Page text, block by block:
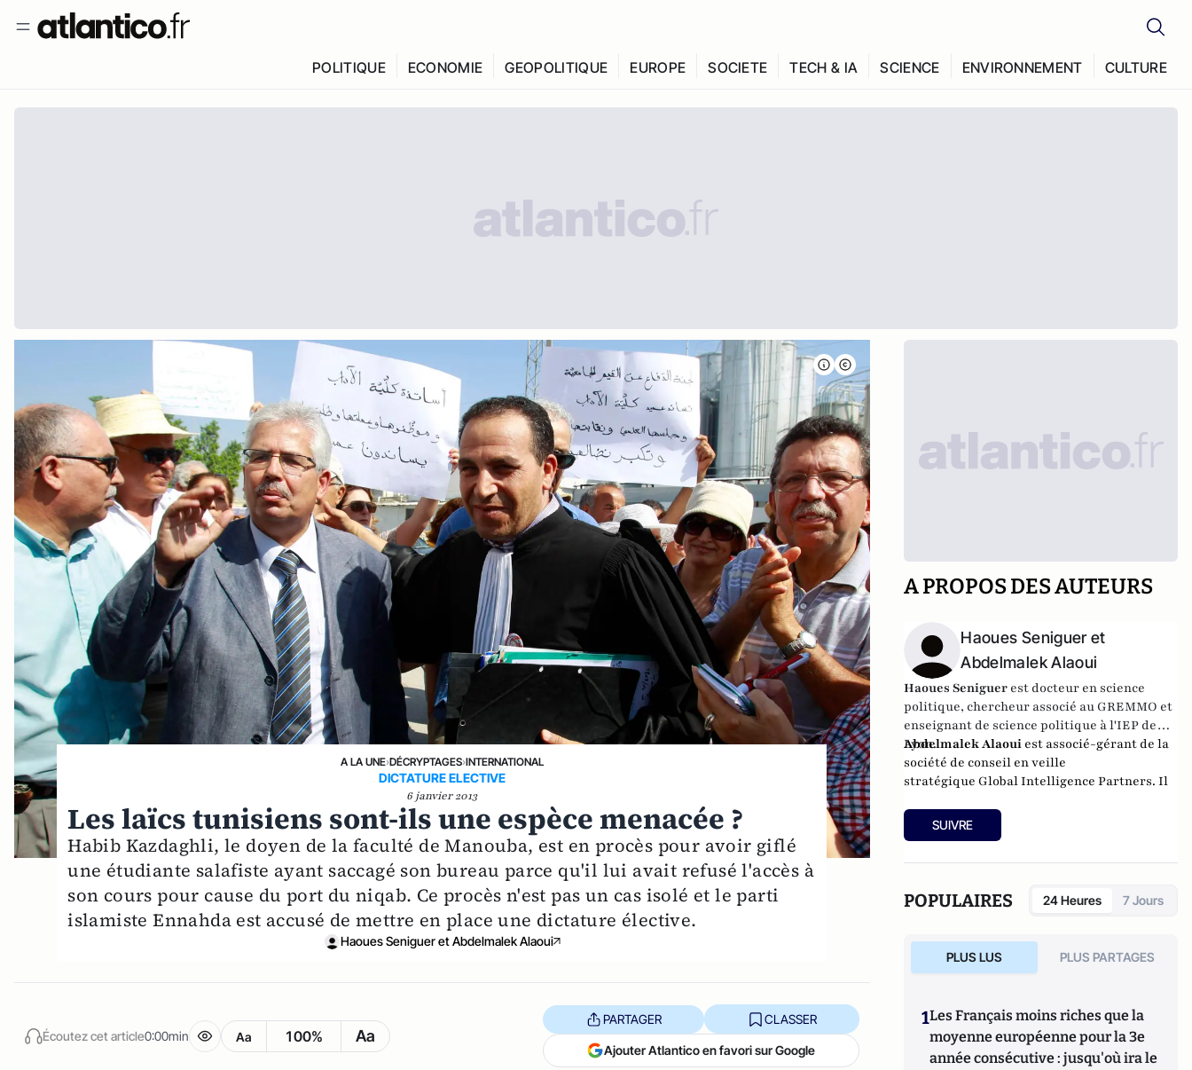
POLITIQUE ECONOMIE GEOPOLITIQUE EUROPE SOCIETE TECH & IA SCIENCE ENVIRONNEMENT CULTURE
A LA UNE›DÉCRYPTAGES›INTERNATIONAL
DICTATURE ELECTIVE
6 janvier 2013
Les laïcs tunisiens sont-ils une espèce menacée ?
Habib Kazdaghli, le doyen de la faculté de Manouba, est en procès pour avoir giflé
une étudiante salafiste ayant saccagé son bureau parce qu'il lui avait refusé l'accès à
son cours pour cause du port du niqab. Ce procès n'est pas un cas isolé et le parti
islamiste Ennahda est accusé de mettre en place une dictature élective.
Haoues Seniguer et Abdelmalek Alaoui
Écoutez cet article0:00min Aa 100% Aa
PARTAGER CLASSER
Ajouter Atlantico en favori sur Google
A PROPOS DES AUTEURS
Haoues Seniguer et
Abdelmalek Alaoui
Haoues Seniguer est docteur en science
politique, chercheur associé au GREMMO et
enseignant de science politique à l'IEP de
Lyon.
Abdelmalek Alaoui est associé-gérant de la
société de conseil en veille
stratégique Global Intelligence Partners. Il
Economique et guerres secrètes au
Maroc(Editions Koutoubia, Paris).
SUIVRE
POPULAIRES 24 Heures 7 Jours
PLUS LUS PLUS PARTAGES
1Les Français moins riches que la
moyenne européenne pour la 3e
année consécutive : jusqu'où ira le